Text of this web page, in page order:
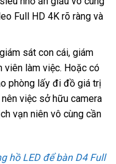
Full HD 4K rõ ràng và
sát con cái, giám
viên làm việc. Hoặc có
phòng lấy đi đồ giá trị
việc sở hữu camera
vạn niên vô cùng cần
hồ LED để bàn D4 Full